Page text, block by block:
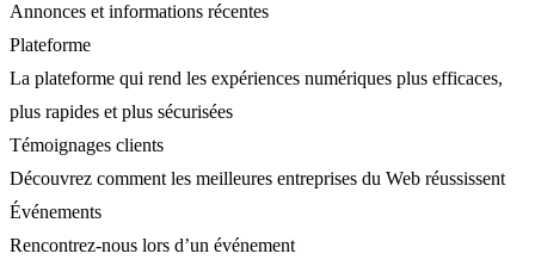
Annonces et informations récentes
Plateforme
La plateforme qui rend les expériences numériques plus efficaces,
plus rapides et plus sécurisées
Témoignages clients
Découvrez comment les meilleures entreprises du Web réussissent
Événements
Rencontrez-nous lors d’un événement